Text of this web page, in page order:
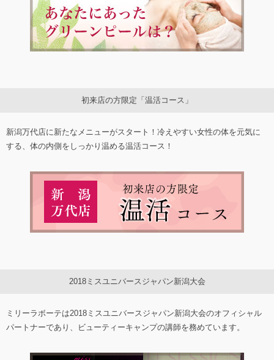
初来店の方限定「温活コース」
新潟万代店に新たなメニューがスタート！冷えやすい女性の体を元気に
する、体の内側をしっかり温める温活コース！
2018ミスユニバースジャパン新潟大会
ミリーラボーテは2018ミスユニバースジャパン新潟大会のオフィシャル
パートナーであり、ビューティーキャンプの講師を務めています。